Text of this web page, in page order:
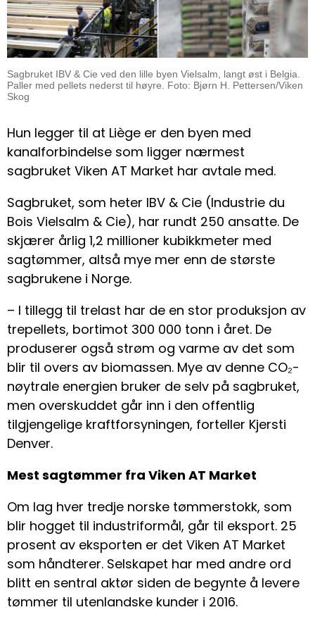
Sagbruket IBV & Cie ved den lille byen Vielsalm, langt øst i Belgia.
Paller med pellets nederst til høyre. Foto: Bjørn H. Pettersen/Viken
Skog
Hun legger til at Liège er den byen med
kanalforbindelse som ligger nærmest
sagbruket Viken AT Market har avtale med.
Sagbruket, som heter IBV & Cie (Industrie du
Bois Vielsalm & Cie), har rundt 250 ansatte. De
skjærer årlig 1,2 millioner kubikkmeter med
sagtømmer, altså mye mer enn de største
sagbrukene i Norge.
– I tillegg til trelast har de en stor produksjon av
trepellets, bortimot 300 000 tonn i året. De
produserer også strøm og varme av det som
blir til overs av biomassen. Mye av denne CO₂-
nøytrale energien bruker de selv på sagbruket,
men overskuddet går inn i den offentlig
tilgjengelige kraftforsyningen, forteller Kjersti
Denver.
Mest sagtømmer fra Viken AT Market
Om lag hver tredje norske tømmerstokk, som
blir hogget til industriformål, går til eksport. 25
prosent av eksporten er det Viken AT Market
som håndterer. Selskapet har med andre ord
blitt en sentral aktør siden de begynte å levere
tømmer til utenlandske kunder i 2016.